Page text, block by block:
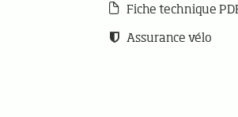
Fiche technique
Assurance vélo